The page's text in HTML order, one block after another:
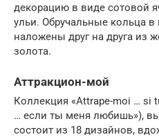
декорацию в виде сотовой
ульи. Обручальные кольца
наложены друг на друга из
золота.
Аттракцион-мой
Коллекция «Attrape-moi … si
… если ты меня любишь»),
состоит из 18 дизайнов,